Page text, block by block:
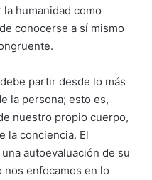
humanidad como
conocerse a sí mismo
partir desde lo más
la persona; esto es,
nuestro propio cuerpo,
la conciencia. El
autoeva­luación de su
enfocamos en lo